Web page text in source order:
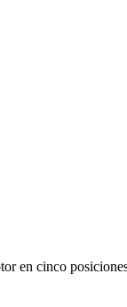
en cinco